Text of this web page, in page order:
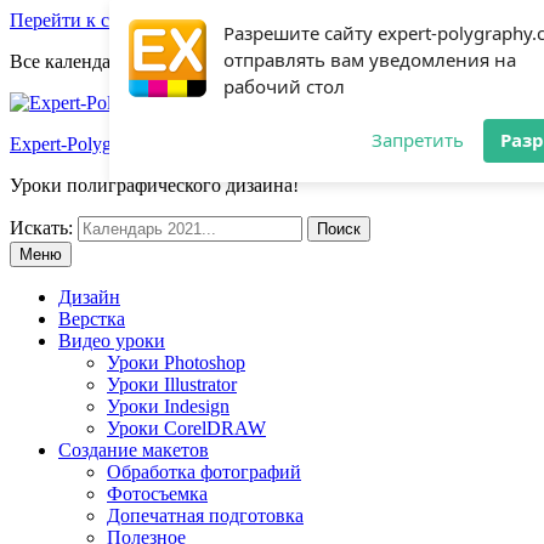
Разрешите сайту expert-
отправлять вам уведомления на
рабочий стол
Запретить
Перейти к содержимому
Все календари 2022: Посмотреть шаблоны!
Expert-Polygraphy.com
Уроки полиграфического дизайна!
Искать:
Меню
Дизайн
Верстка
Видео уроки
Уроки Photoshop
Уроки Illustrator
Уроки Indesign
Уроки CorelDRAW
Создание макетов
Обработка фотографий
Фотосъемка
Допечатная подготовка
Полезное